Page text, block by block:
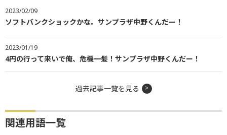
2023/02/09
ソフトバンクショックかな。サンプラザ中野くんだー！
2023/01/19
4円の行って来いで俺、危機一髪！サンプラザ中野くんだー！
過去記事一覧を見る
関連用語一覧